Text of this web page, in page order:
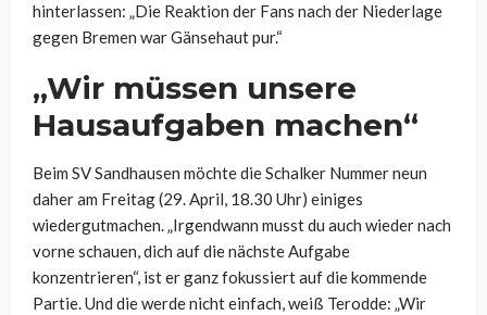
hinterlassen: „Die Reaktion der Fans nach der Niederlage
gegen Bremen war Gänsehaut pur.“
„Wir müssen unsere
Hausaufgaben machen“
Beim SV Sandhausen möchte die Schalker Nummer neun
daher am Freitag (29. April, 18.30 Uhr) einiges
wiedergutmachen. „Irgendwann musst du auch wieder nach
vorne schauen, dich auf die nächste Aufgabe
konzentrieren“, ist er ganz fokussiert auf die kommende
Partie. Und die werde nicht einfach, weiß Terodde: „Wir